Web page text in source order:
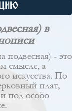
в
подвесная) - это
смысле, а
искусства. По
плат,
под особо